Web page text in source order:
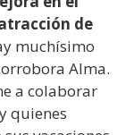
de
muchísimo
Alma.
a colaborar
quienes